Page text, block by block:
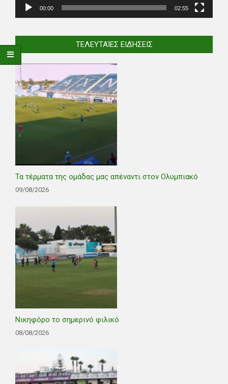
00:00 02:55
ΤΕΛΕΥΤΑΊΕΣ ΕΙΔΉΣΕΙΣ
Τα τέρματα της ομάδας μας απέναντι στον Ολυμπιακό
09/08/2026
Νικηφόρο το σημερινό φιλικό
08/08/2026